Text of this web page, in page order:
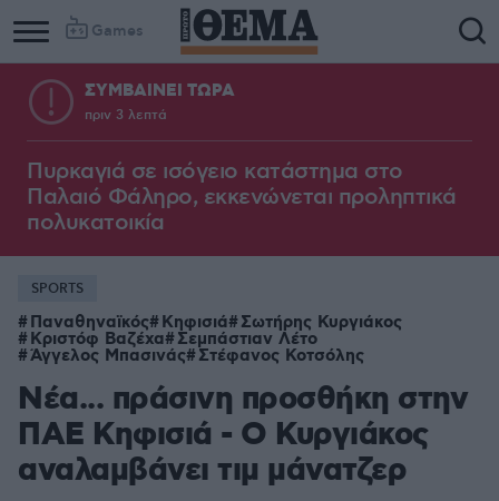
Games
ΣΥΜΒΑΙΝΕΙ ΤΩΡΑ
πριν 3 λεπτά
Πυρκαγιά σε ισόγειο κατάστημα στο
Παλαιό Φάληρο, εκκενώνεται προληπτικά
πολυκατοικία
SPORTS
Παναθηναϊκός Κηφισιά Σωτήρης Κυργιάκος
Κριστόφ Βαζέχα Σεμπάστιαν Λέτο
Άγγελος Μπασινάς Στέφανος Κοτσόλης
Νέα... πράσινη προσθήκη στην
ΠΑΕ Κηφισιά - Ο Κυργιάκος
αναλαμβάνει τιμ μάνατζερ